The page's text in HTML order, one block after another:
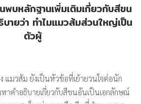
พบหลักฐานเพิ่มเติมเกี่ยวกับสีขน
ายว่า ทำไมแมวส้มส่วนใหญ่เป็น
ตัวผู้
แมวส้ม ยังเป็นหัวข้อที่เย้ายวนใจต่อนัก
าคำอธิบายเกี่ยวกับสีขนอันเป็นเอกลักษณ์